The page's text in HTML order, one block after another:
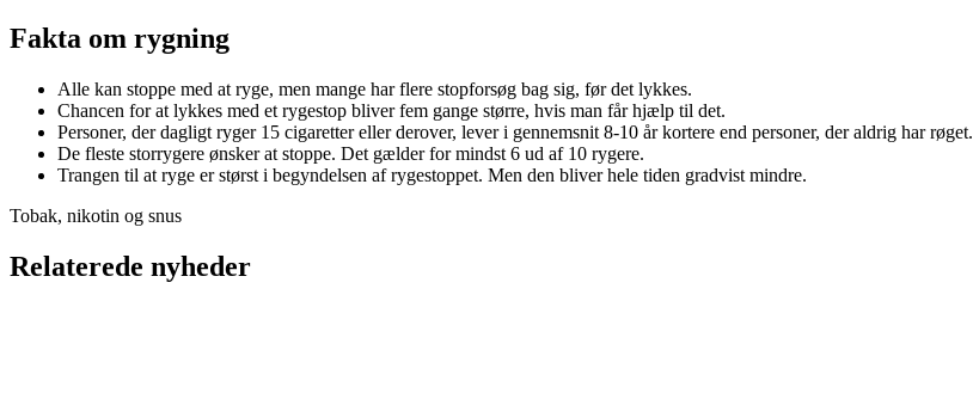
Fakta om rygning
Alle kan stoppe med at ryge, men mange har flere stopforsøg bag sig, før det lykkes.
Chancen for at lykkes med et rygestop bliver fem gange større, hvis man får hjælp til det.
Personer, der dagligt ryger 15 cigaretter eller derover, lever i gennemsnit 8-10 år kortere end personer, der aldrig har røget.
De fleste storrygere ønsker at stoppe. Det gælder for mindst 6 ud af 10 rygere.
Trangen til at ryge er størst i begyndelsen af rygestoppet. Men den bliver hele tiden gradvist mindre.
Tobak, nikotin og snus
Relaterede nyheder